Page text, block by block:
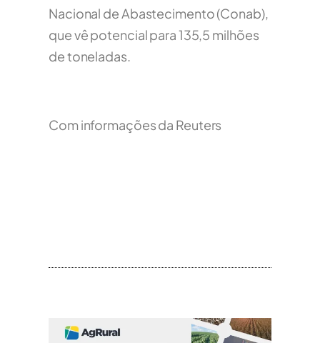
Nacional de Abastecimento (Conab),
que vê potencial para 135,5 milhões
de toneladas.
Com informações da Reuters